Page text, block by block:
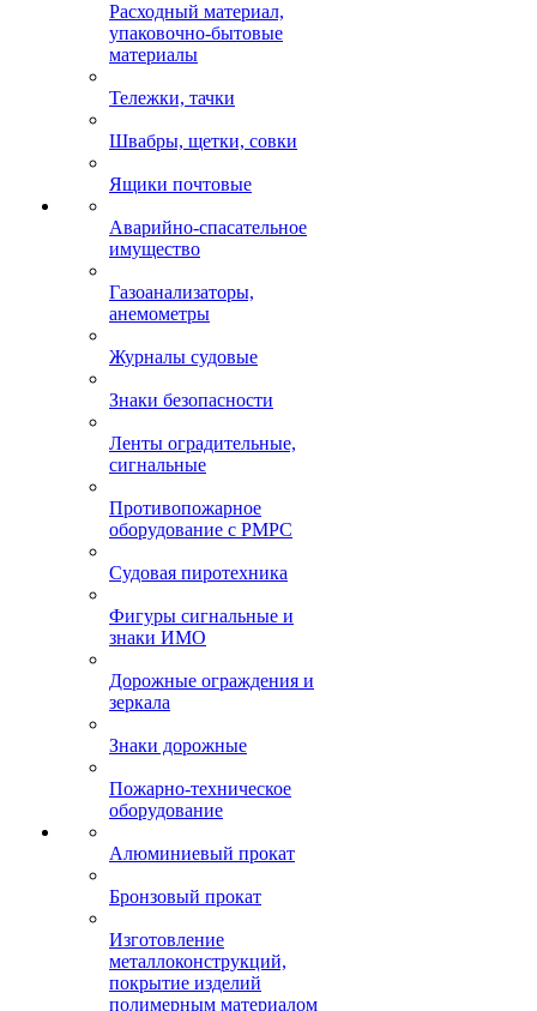
Расходный материал,
упаковочно-бытовые
материалы
Тележки, тачки
Швабры, щетки, совки
Ящики почтовые
Аварийно-спасательное
имущество
Газоанализаторы,
анемометры
Журналы судовые
Знаки безопасности
Ленты оградительные,
сигнальные
Противопожарное
оборудование с РМРС
Судовая пиротехника
Фигуры сигнальные и
знаки ИМО
Дорожные ограждения и
зеркала
Знаки дорожные
Пожарно-техническое
оборудование
Алюминиевый прокат
Бронзовый прокат
Изготовление
металлоконструкций,
покрытие изделий
полимерным материалом